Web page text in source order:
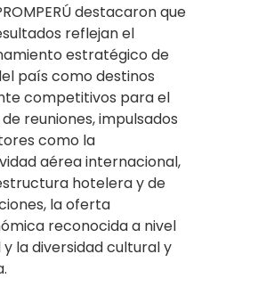
destacaron que
reflejan el
estratégico de
país como destinos
competitivos para el
reuniones, impulsados
como la
aérea internacional,
hotelera y de
la oferta
reconocida a nivel
y la diversidad cultural y